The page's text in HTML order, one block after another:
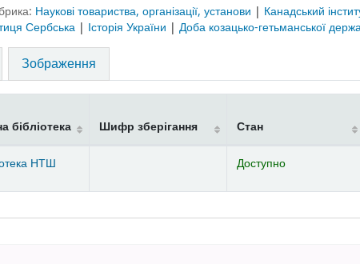
Наукові товариства, організації, установи | Канадський
Сербська | Історія України | Доба козацько-гетьманської
Зображення
бібліотека Шифр зберігання Стан
НТШ Доступно